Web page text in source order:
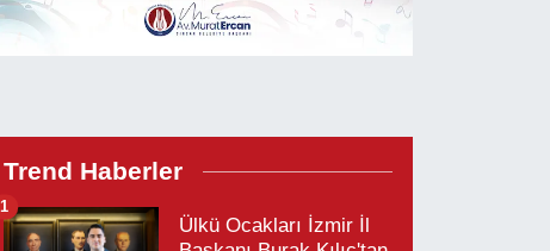
Trend Haberler
Ülkü Ocakları İzmir İl
1